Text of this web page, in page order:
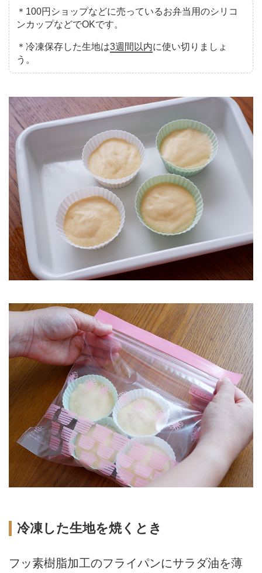
＊100円ショップなどに売っているお弁当用のシリコ
ンカップなどでOKです。
＊冷凍保存した生地は3週間以内に使い切りましょ
う。
冷凍した生地を焼くとき
フッ素樹脂加工のフライパンにサラダ油を薄